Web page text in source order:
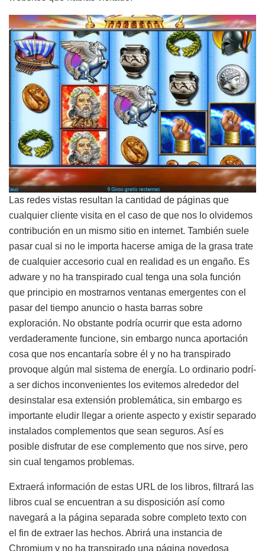
Las redes vistas resultan la cantidad de páginas que
cualquier cliente visita en el caso de que nos lo olvidemos
contribución en un mismo sitio en internet. También suele
pasar cual si no le importa hacerse amiga de la grasa trate
de cualquier accesorio cual en realidad es un engaño. Es
adware y no ha transpirado cual tenga una sola función
que principio en mostrarnos ventanas emergentes con el
pasar del tiempo anuncio o hasta barras sobre
exploración. No obstante podría ocurrir que esta adorno
verdaderamente funcione, sin embargo nunca aportación
cosa que nos encantarí­a sobre él y no ha transpirado
provoque algún mal sistema de energía. Lo ordinario podrí­
a ser dichos inconvenientes los evitemos alrededor del
desinstalar esa extensión problemática, sin embargo es
importante eludir llegar a oriente aspecto y existir separado
instalados complementos que sean seguros. Así es
posible disfrutar de ese complemento que nos sirve, pero
sin cual tengamos problemas.
Extraerá información de estas URL de los libros, filtrará las
libros cual se encuentran a su disposición así­ como
navegará a la página separada sobre completo texto con
el fin de extraer las hechos. Abrirá una instancia de
Chromium y no ha transpirado una página novedosa